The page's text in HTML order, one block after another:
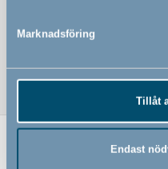
Marknadsföring
Tillåt
Endast
i paketet.